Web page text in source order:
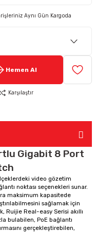
Aynı Gün Kargoda
Hemen Al
Karşılaştır
Gigabit 8 Port
video gözetim
noktası seçenekleri sunar.
maksimum kapasitede
sağlamak için
Ruijie Real-easy Serisi akıllı
bulabilen, PoE bağlantı
gerçekleştirebilen,